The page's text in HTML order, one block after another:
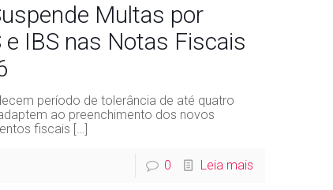
Multas por
IBS nas Notas Fiscais
período de tolerância de até quatro
ao preenchimento dos novos
fiscais […]
0 Leia mais